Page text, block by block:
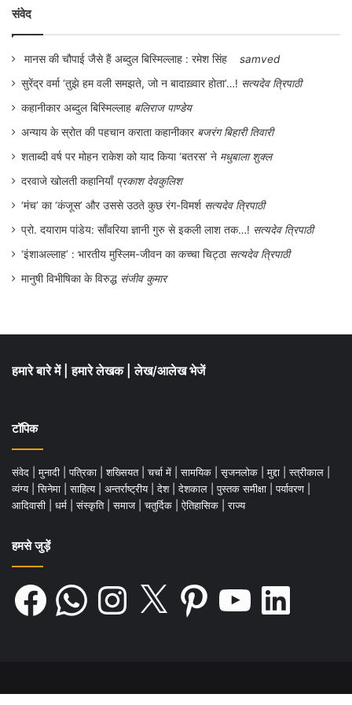
होता है…बहुत आगे, जहां से कोई नहीं लौटता। टूटे
हुए घुंघरुओं को जोड़ने अब महाराज भी नहीं लौटेंगे।
.
संवेद
मानस की चौपाई जैसे हैं अब्दुल बिस्मिल्लाह : रमेश सिंह
samved
सुरेंद्र वर्मा ‘तुझे हम वली समझते, जो न बादाख़्वार होता’…! सत्यदेव त्रिपाठी
कहानीकार अब्दुल बिस्मिल्लाह बलिराज पाण्डेय
अन्याय के स्रोत की पहचान कराता कहानीकार बजरंग बिहारी तिवारी
शताब्दी वर्ष पर मोहन राकेश को याद किया ‘बतरस’ ने मधुबाला शुक्ल
दरवाजे खोलती कहानियाँ प्रकाश देवकुलिश
‘मंच’ का ‘कंजूस’ और उससे उठते कुछ रंग-विमर्श सत्यदेव त्रिपाठी
प्रो. दयाराम पांडेय: साँवरिया ज्ञानी गुरु से इकली लाश तक…! सत्यदेव त्रिपाठी
‘इंशाअल्लाह’ : भारतीय मुस्लिम-जीवन का कच्चा चिट्ठा सत्यदेव त्रिपाठी
मानुषी विभीषिका के विरुद्ध संजीव कुमार
हमारे बारे में हमारे लेखक लेख/आलेख भेजें
टॉपिक
संवेद मुनादी पत्रिका शख्सियत चर्चा में सामयिक सृजनलोक मुद्दा स्त्रीकाल
व्यंग्य
सिनेमा साहित्य अन्तर्राष्ट्रीय देश देशकाल पुस्तक समीक्षा पर्यावरण
आदिवासी
धर्म संस्कृति समाज चतुर्दिक ऐतिहासिक राज्य
हमसे जुड़ें
Facebook WhatsAppInstagram Pinterest LinkedIn